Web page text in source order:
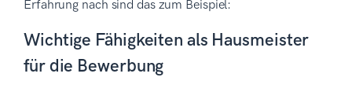
Erfahrung nach sind das zum Beispiel:
Wichtige Fähigkeiten als Hausmeister
für die Bewerbung